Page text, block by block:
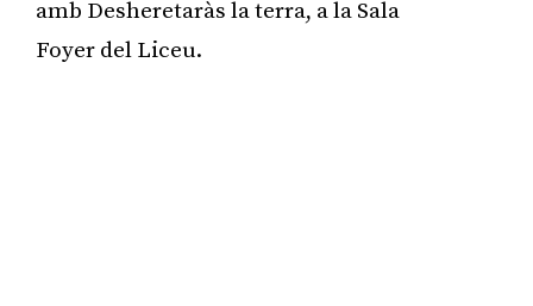
amb Desheretaràs la terra, a la Sala
Foyer del Liceu.